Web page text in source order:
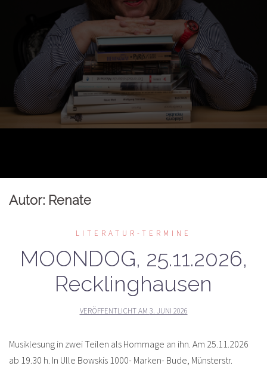
Autor: Renate
LITERATUR-TERMINE
MOONDOG, 25.11.2026,
Recklinghausen
VERÖFFENTLICHT AM 3. JUNI 2026
Musiklesung in zwei Teilen als Hommage an ihn. Am 25.11.2026
ab 19.30 h. In Ulle Bowskis 1000- Marken- Bude, Münsterstr.